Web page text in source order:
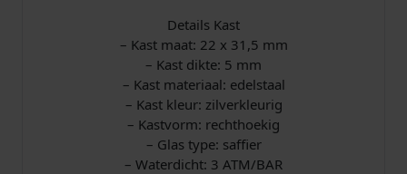
Details Kast
– Kast maat: 22 x 31,5 mm
– Kast dikte: 5 mm
– Kast materiaal: edelstaal
– Kast kleur: zilverkleurig
– Kastvorm: rechthoekig
– Glas type: saffier
– Waterdicht: 3 ATM/BAR